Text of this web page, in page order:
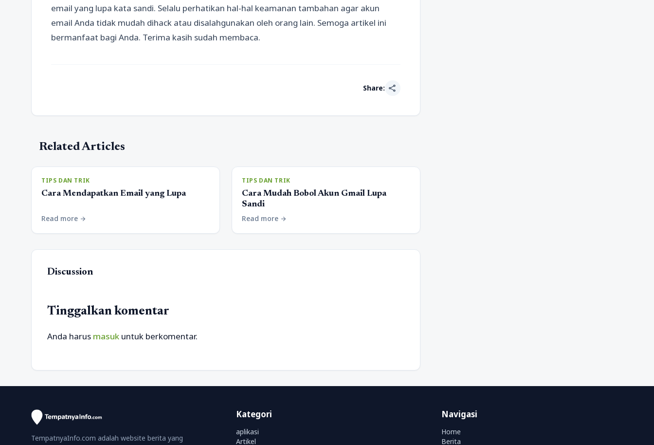
email yang lupa kata sandi. Selalu perhatikan hal-hal keamanan tambahan agar akun
email Anda tidak mudah dihack atau disalahgunakan oleh orang lain. Semoga artikel ini
bermanfaat bagi Anda. Terima kasih sudah membaca.
Share: share
Related Articles
TIPS DAN TRIK
Cara Mendapatkan Email yang Lupa
Read more arrow_forward
TIPS DAN TRIK
Cara Mudah Bobol Akun Gmail Lupa
Sandi
Read more arrow_forward
Discussion
Tinggalkan komentar
Anda harus masuk untuk berkomentar.
TempatnyaInfo.com adalah website berita yang
Kategori
aplikasi
Artikel
Navigasi
Home
Berita